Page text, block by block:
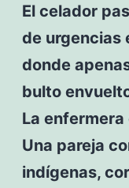
El celador
de urgencias
donde
bulto
La
Una pareja
indígenas,